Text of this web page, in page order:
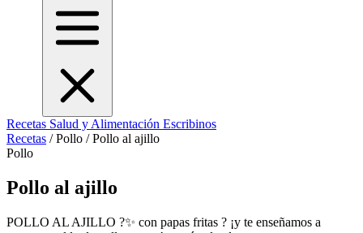
Recetas Salud y Alimentación Escribinos
Recetas / Pollo / Pollo al ajillo
Pollo
Pollo al ajillo
POLLO AL AJILLO ?✨ con papas fritas ? ¡y te enseñamos a